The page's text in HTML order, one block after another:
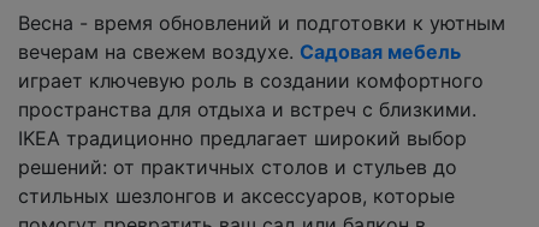
Весна - время обновлений и подготовки к уютным
вечерам на свежем воздухе. Садовая мебель
играет ключевую роль в создании комфортного
пространства для отдыха и встреч с близкими.
IKEA традиционно предлагает широкий выбор
решений: от практичных столов и стульев до
стильных шезлонгов и аксессуаров, которые